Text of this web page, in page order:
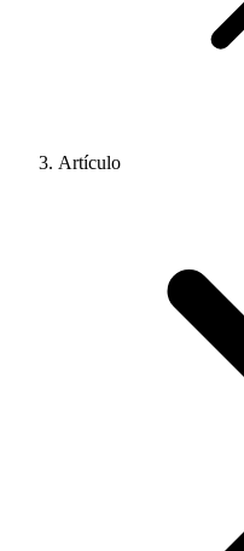
Artículo